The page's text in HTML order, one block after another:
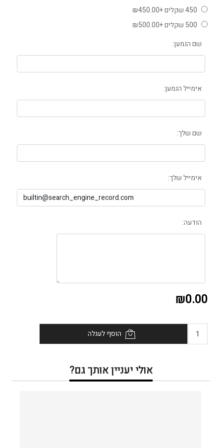
450 שקלים +₪450.00
500 שקלים +₪500.00
שם הנמען:
אימייל הנמען:
שם שלך:
אימייל שלך:
הודעה:
₪0.00
הוסף לעגלה
אולי יעניין אותך גם?